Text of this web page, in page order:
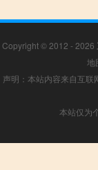
Copyright © 2012 - 2026
地
声明：本站内容来自互
本站仅为